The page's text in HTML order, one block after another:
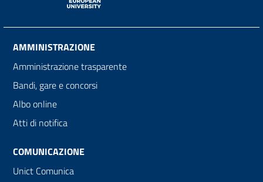
AMMINISTRAZIONE
Amministrazione trasparente
Bandi, gare e concorsi
Albo online
Atti di notifica
COMUNICAZIONE
Unict Comunica